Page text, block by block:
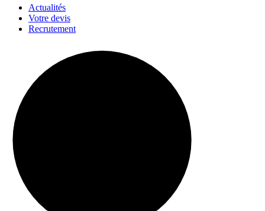
Actualités
Votre devis
Recrutement